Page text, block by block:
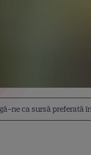
ne ca sursă preferată